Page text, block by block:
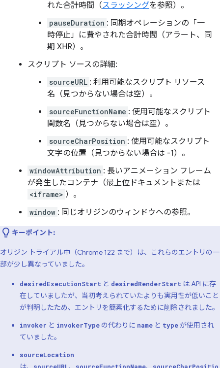
れた合計時間（スラッシングを参照）。
pauseDuration : 同期オペレーションの「一
時停止」に費やされた合計時間（アラート、同
期 XHR）。
スクリプト ソースの詳細:
sourceURL : 利用可能なスクリプト リソース
名（見つからない場合は空）。
sourceFunctionName : 使用可能なスクリプト
関数名（見つからない場合は空）。
sourceCharPosition : 使用可能なスクリプト
文字の位置（見つからない場合は -1）。
windowAttribution : 長いアニメーション フレーム
が発生したコンテナ（最上位ドキュメントまたは
<iframe> ）。
window : 同じオリジンのウィンドウへの参照。
キーポイント:
オリジン トライアル中（Chrome 122 まで）は、これらのエントリの一
部が少し異なっていました。
desiredExecutionStart と desiredRenderStart は API に存
在していましたが、当初考えられていたよりも実用性が低いこと
が判明したため、エントリを簡素化するために削除されました。
invoker と invokerType の代わりに name と typeが使用され
ていました。
sourceLocation